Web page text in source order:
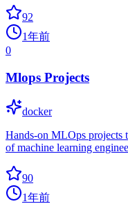
92
1年前
0
Mlops Projects
docker
Hands-on MLOps projects
of machine learning
90
1年前